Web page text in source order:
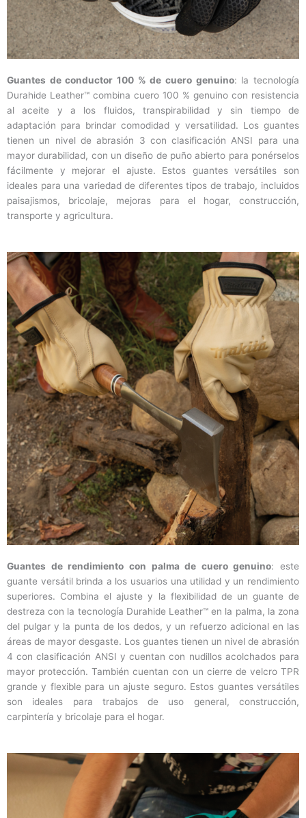
Guantes de conductor 100 % de cuero genuino: la tecnología
Durahide Leather™ combina cuero 100 % genuino con resistencia
al aceite y a los fluidos, transpirabilidad y sin tiempo de
adaptación para brindar comodidad y versatilidad. Los guantes
tienen un nivel de abrasión 3 con clasificación ANSI para una
mayor durabilidad, con un diseño de puño abierto para ponérselos
fácilmente y mejorar el ajuste. Estos guantes versátiles son
ideales para una variedad de diferentes tipos de trabajo, incluidos
paisajismos, bricolaje, mejoras para el hogar, construcción,
transporte y agricultura.
Guantes de rendimiento con palma de cuero genuino: este
guante versátil brinda a los usuarios una utilidad y un rendimiento
superiores. Combina el ajuste y la flexibilidad de un guante de
destreza con la tecnología Durahide Leather™ en la palma, la zona
del pulgar y la punta de los dedos, y un refuerzo adicional en las
áreas de mayor desgaste. Los guantes tienen un nivel de abrasión
4 con clasificación ANSI y cuentan con nudillos acolchados para
mayor protección. También cuentan con un cierre de velcro TPR
grande y flexible para un ajuste seguro. Estos guantes versátiles
son ideales para trabajos de uso general, construcción,
carpintería y bricolaje para el hogar.